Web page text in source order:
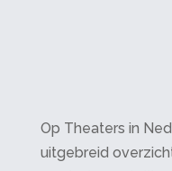
Op Theaters in
uitgebreid